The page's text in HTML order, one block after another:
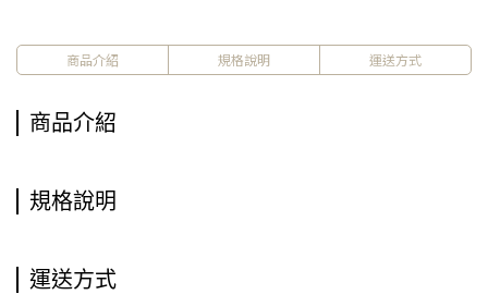
商品介紹 規格說明 運送方式
商品介紹
規格說明
運送方式